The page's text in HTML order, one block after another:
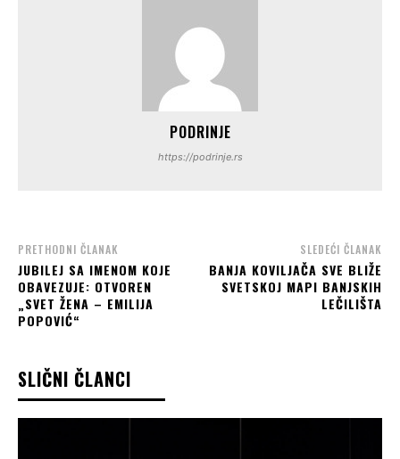
PODRINJE
https://podrinje.rs
PRETHODNI ČLANAK
JUBILEJ SA IMENOM KOJE
OBAVEZUJE: OTVOREN
„SVET ŽENA – EMILIJA
POPOVIĆ“
SLEDEĆI ČLANAK
BANJA KOVILJAČA SVE BLIŽE
SVETSKOJ MAPI BANJSKIH
LEČILIŠTA
SLIČNI ČLANCI